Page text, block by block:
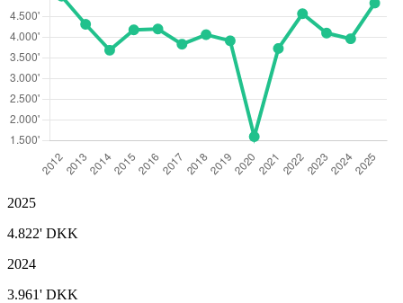
2025
4.822' DKK
2024
3.961' DKK